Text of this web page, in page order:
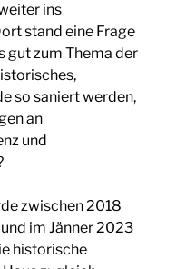
ins
stand eine Frage
gut zum Thema der
so saniert werden,
an
und
zwischen 2018
im Jänner 2023
historische